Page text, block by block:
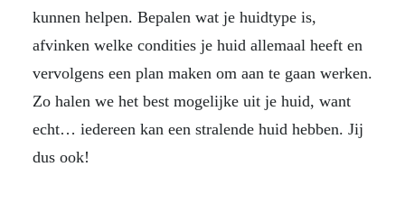
kunnen helpen. Bepalen wat je huidtype is,
afvinken welke condities je huid allemaal heeft en
vervolgens een plan maken om aan te gaan werken.
Zo halen we het best mogelijke uit je huid, want
echt… iedereen kan een stralende huid hebben. Jij
dus ook!